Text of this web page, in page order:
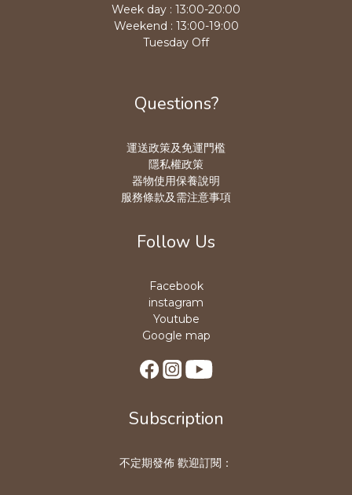
Week day : 13:00-20:00
Weekend : 13:00-19:00
Tuesday Off
Questions?
運送政策及免運門檻
隱私權政策
器物使用保養說明
服務條款及需注意事項
Follow Us
Facebook
instagram
Youtube
Google map
Subscription
不定期發佈 歡迎訂閱：